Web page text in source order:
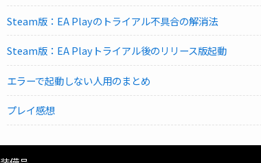
Steam版：EA Playのトライアル不具合の解消法
Steam版：EA Playトライアル後のリリース版起動
エラーで起動しない人用のまとめ
プレイ感想